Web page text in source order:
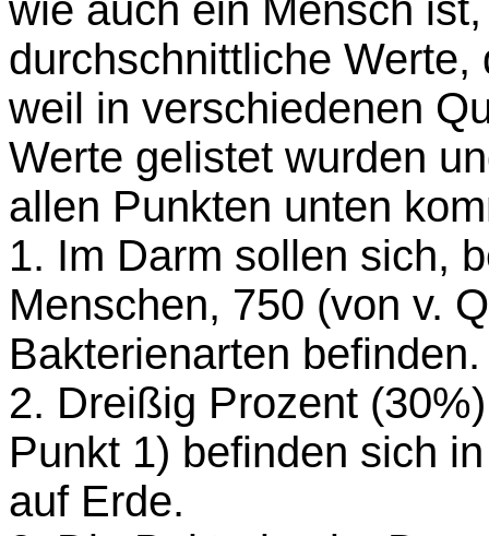
wie auch ein Mensch
durchschnittliche
weil in verschiedenen
Werte gelistet wurden
allen Punkten unten
1. Im Darm sollen sich,
Menschen, 750 (von v.
Bakterienarten befinden.
2. Dreißig Prozent
Punkt 1) befinden sich
auf Erde.